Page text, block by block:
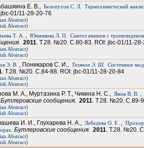
Е. В., Белопухов С. Л. Термохимический
jbc-01/11-28-20-76
Abstract)
Abstract)
Т. А.
, Юнникова Л. П. Синтез аминов с
2011. Т.28. №20. С.80-83. ROI: jbc-01/11-
Abstract)
Abstract)
Э. В. , Поникаров С. И., Теляков Э. Ш. Системное
. Т.28. №20. С.84-88. ROI: jbc-01/11-28-20-84
Abstract)
Abstract)
М. А., Муртазина Р. Т., Чикина Н. С., Янов В. В. ,
сообщения. 2011. Т.28. №20. С.89-
Abstract)
Abstract)
И. И., Глухарева Н. А., Лебедева О. Е. ,
. Бутлеровские сообщения. 2011. Т.28. №20.
Abstract)
Abstract)